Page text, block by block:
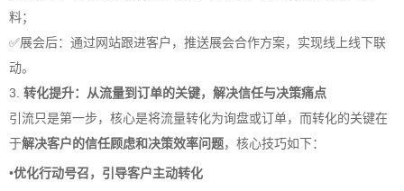
料；
✅展会后：通过网站跟进客户，推送展会合作方案，实现线上线下联
动。
3. 转化提升：从流量到订单的关键，解决信任与决策痛点
引流只是第一步，核心是将流量转化为询盘或订单，而转化的关键在
于解决客户的信任顾虑和决策效率问题，核心技巧如下：
•优化行动号召，引导客户主动转化